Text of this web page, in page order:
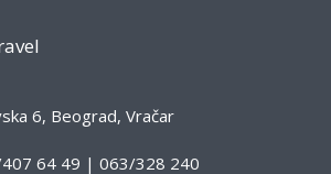
6, Beograd, Vračar
64 49 | 063/328 240